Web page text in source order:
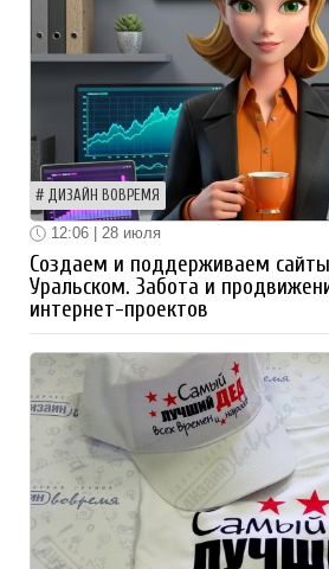
ДИЗАЙН ВОВРЕМЯ
12:06 | 28 июля
Создаем и поддерживаем
Уральском. Забота и
интернет-проектов